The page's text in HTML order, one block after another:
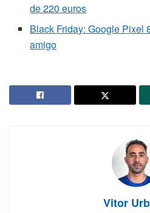
de 220 euros
Black Friday: Google Pixel
amigo
Vitor